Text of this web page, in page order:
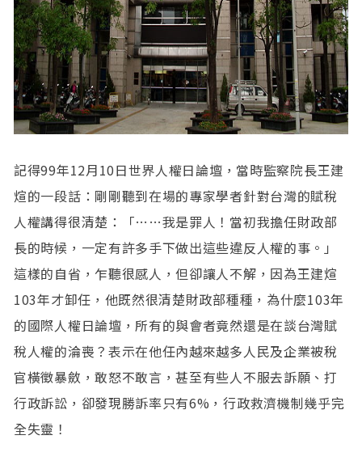
記得99年12月10日世界人權日論壇，當時監察院長王建
煊的一段話：剛剛聽到在場的專家學者針對台灣的賦稅
人權講得很清楚：「……我是罪人！當初我擔任財政部
長的時候，一定有許多手下做出這些違反人權的事。」
這樣的自省，乍聽很感人，但卻讓人不解，因為王建煊
103年才卸任，他既然很清楚財政部種種，為什麼103年
的國際人權日論壇，所有的與會者竟然還是在談台灣賦
稅人權的淪喪？表示在他任內越來越多人民及企業被稅
官橫徵暴斂，敢怒不敢言，甚至有些人不服去訴願、打
行政訴訟，卻發現勝訴率只有6%，行政救濟機制幾乎完
全失靈！